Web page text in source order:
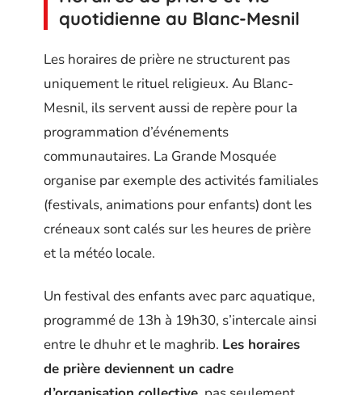
quotidienne au Blanc-Mesnil
Les horaires de prière ne structurent pas
uniquement le rituel religieux. Au Blanc-
Mesnil, ils servent aussi de repère pour la
programmation d’événements
communautaires. La Grande Mosquée
organise par exemple des activités familiales
(festivals, animations pour enfants) dont les
créneaux sont calés sur les heures de prière
et la météo locale.
Un festival des enfants avec parc aquatique,
programmé de 13h à 19h30, s’intercale ainsi
entre le dhuhr et le maghrib. Les horaires
de prière deviennent un cadre